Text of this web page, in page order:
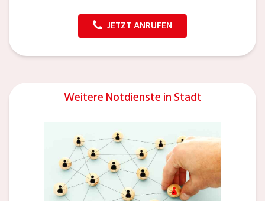
JETZT ANRUFEN
Weitere Notdienste in Stadt